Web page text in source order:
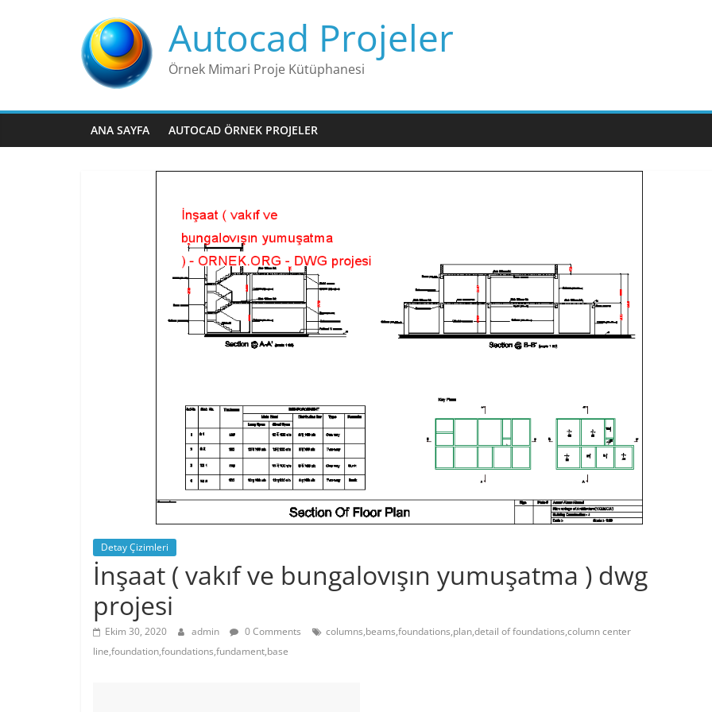
Autocad Projeler
Örnek Mimari Proje Kütüphanesi
ANA SAYFA AUTOCAD ÖRNEK PROJELER
Detay Çizimleri
İnşaat ( vakıf ve bungalovışın yumuşatma ) dwg
projesi
Ekim 30, 2020 admin 0 Comments
columns,beams,foundations,plan,detail of foundations,column center
line,foundation,foundations,fundament,base